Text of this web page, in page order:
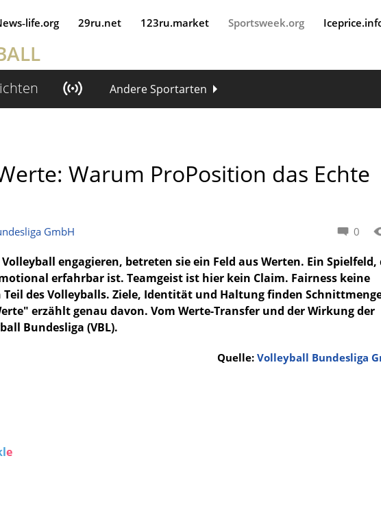
29ru.net 123ru.market Sportsweek.org
Andere Sportarten
Warum ProPosition das Echte
0
GmbH
engagieren, betreten sie ein Feld aus Werten. Ein Spielfeld,
erfahrbar ist. Teamgeist ist hier kein Claim. Fairness keine
des Volleyballs. Ziele, Identität und Haltung finden
erzählt genau davon. Vom Werte-Transfer und der Wirkung der
Bundesliga (VBL).
Quelle: Volleyball Bundesliga
e